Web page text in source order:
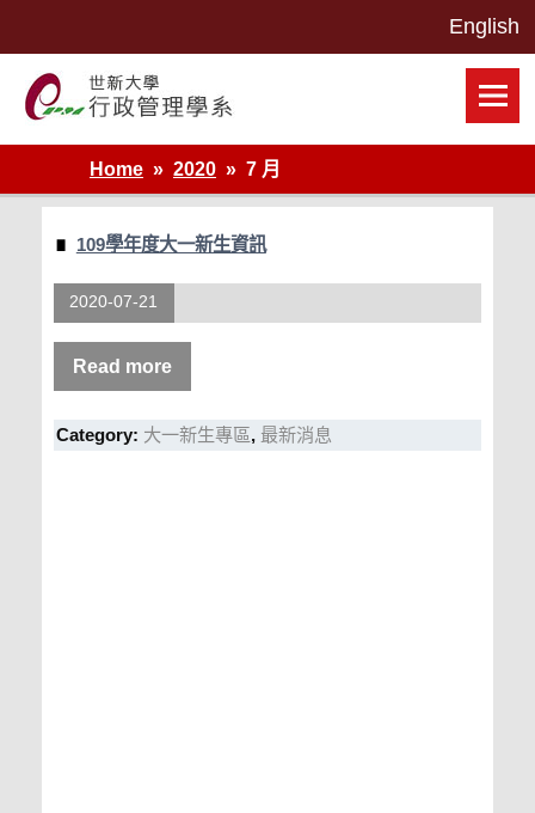
世新大學行政管理學系網站
Home
2020 7 月
109學年度大一新生資訊
2020-07-21
Read more
Category: 大一新生專區, 最新消息